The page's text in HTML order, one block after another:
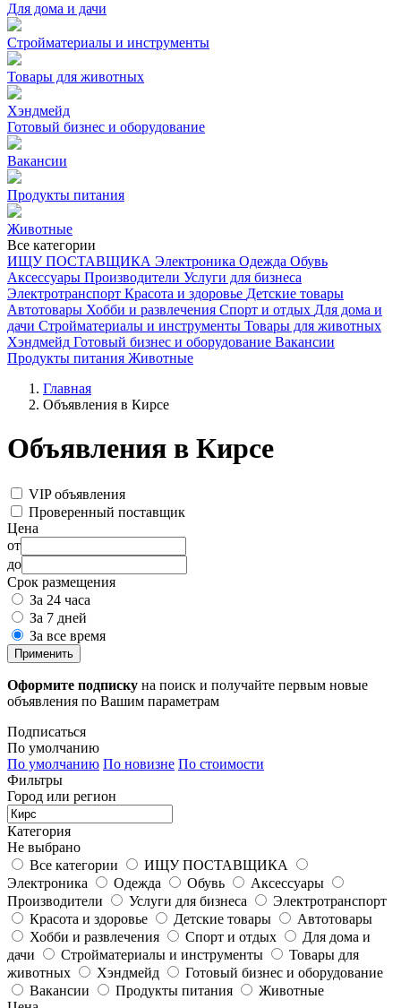
Для дома и дачи
Стройматериалы и инструменты
Товары для животных
Хэндмейд
Готовый бизнес и оборудование
Вакансии
Продукты питания
Животные
Все категории
ИЩУ ПОСТАВЩИКА Электроника Одежда Обувь
Аксессуары Производители Услуги для бизнеса
Электротранспорт Красота и здоровье Детские товары
Автотовары Хобби и развлечения Спорт и отдых Для дома и
дачи Стройматериалы и инструменты Товары для животных
Хэндмейд Готовый бизнес и оборудование Вакансии
Продукты питания Животные
Главная
Объявления в Кирсе
Объявления в Кирсе
VIP объявления
Проверенный поставщик
Цена
от
до
Срок размещения
За 24 часа
За 7 дней
За все время
Применить
Оформите подписку на поиск и получайте первым новые
объявления по Вашим параметрам
Подписаться
По умолчанию
По умолчанию По новизне По стоимости
Фильтры
Город или регион
Категория
Не выбрано
Все категории
ИЩУ ПОСТАВЩИКА
Электроника
Одежда Обувь
Аксессуары
Производители
Услуги для бизнеса
Электротранспорт
Красота и здоровье
Детские товары
Автотовары
Хобби и развлечения
Спорт и отдых
Для дома и
дачи
Стройматериалы и инструменты
Товары для
животных
Хэндмейд
Готовый бизнес и оборудование
Вакансии
Продукты питания
Животные